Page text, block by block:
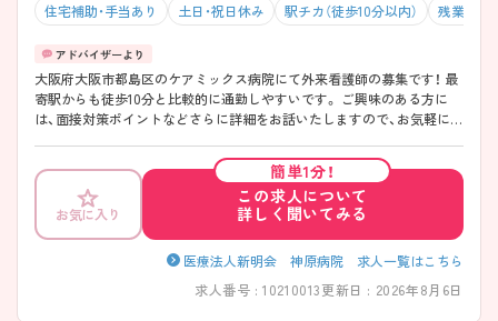
住宅補助・手当あり 土日・祝日休み 駅チカ（徒歩10分以内） 残業10h
大阪府大阪市都島区のケアミックス病院にて外来看護師の募集です！ 最
寄駅からも徒歩10分と比較的に通勤しやすいです。 ご興味のある方に
は、面接対策ポイントなどさらに詳細をお話いたしますので、お気軽にご
お気に入り
簡単1分！
この求人について
詳しく聞いてみる
医療法人新明会 神原病院 求人一覧はこちら
求人番号 : 10210013更新日 : 2026年8月6日